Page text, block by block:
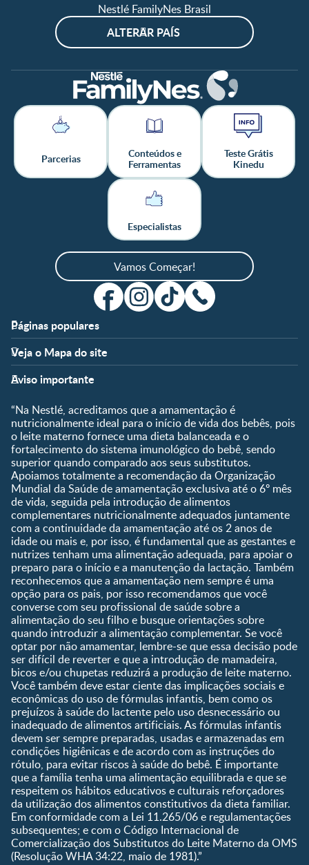
Nestlé FamilyNes Brasil
ALTERAR PAÍS
Parcerias
Conteúdos e
Ferramentas
Teste Grátis
Kinedu
Especialistas
Vamos Começar!
Páginas populares
Apoio
FAQ
Nossos Artigos
Fale conosco
Clube
Shopping
Compre Agora
Veja o Mapa do site
Fases
Pré-Concepção
Gravidez
Pós-Parto
0 a 5 meses
6 a 8 meses
9 a 12 meses
1 a 3 anos
Pré-escolar
Temas
Desenvolvimento
Ser Mãe e Pai
Nutrição, Alimentação e
Saúde
Ferramentas
Quando eu ficarei fértil?
Que dia meu bebê vai
nascer?
Guia de Nomes para Bebê
Calendário de semanas de
gravidez
Calculadora de cor dos
olhos
Curva de crescimento do
bebê
Planeta dos Pais
Receitas
Aviso importante
“Na Nestlé, acreditamos que a amamentação é
nutricionalmente ideal para o início de vida dos bebês, pois
o leite materno fornece uma dieta balanceada e o
fortalecimento do sistema imunológico do bebê, sendo
superior quando comparado aos seus substitutos.
Apoiamos totalmente a recomendação da Organização
Mundial da Saúde de amamentação exclusiva até o 6º mês
de vida, seguida pela introdução de alimentos
complementares nutricionalmente adequados juntamente
com a continuidade da amamentação até os 2 anos de
idade ou mais e, por isso, é fundamental que as gestantes e
nutrizes tenham uma alimentação adequada, para apoiar o
preparo para o início e a manutenção da lactação. Também
reconhecemos que a amamentação nem sempre é uma
opção para os pais, por isso recomendamos que você
converse com seu profissional de saúde sobre a
alimentação do seu filho e busque orientações sobre
quando introduzir a alimentação complementar. Se você
optar por não amamentar, lembre-se que essa decisão pode
ser difícil de reverter e que a introdução de mamadeira,
bicos e/ou chupetas reduzirá a produção de leite materno.
Você também deve estar ciente das implicações sociais e
econômicas do uso de fórmulas infantis, bem como os
prejuízos à saúde do lactente pelo uso desnecessário ou
inadequado de alimentos artificiais. As fórmulas infantis
devem ser sempre preparadas, usadas e armazenadas em
condições higiênicas e de acordo com as instruções do
rótulo, para evitar riscos à saúde do bebê. É importante
que a família tenha uma alimentação equilibrada e que se
respeitem os hábitos educativos e culturais reforçadores
da utilização dos alimentos constitutivos da dieta familiar.
Em conformidade com a Lei 11.265/06 e regulamentações
subsequentes; e com o Código Internacional de
Comercialização dos Substitutos do Leite Materno da OMS
(Resolução WHA 34:22, maio de 1981).”